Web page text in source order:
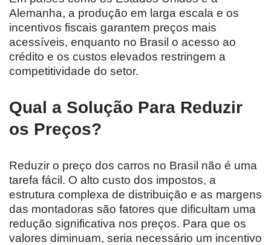
Alemanha, a produção em larga escala e os
incentivos fiscais garantem preços mais
acessíveis, enquanto no Brasil o acesso ao
crédito e os custos elevados restringem a
competitividade do setor.
Qual a Solução Para Reduzir
os Preços?
Reduzir o preço dos carros no Brasil não é uma
tarefa fácil. O alto custo dos impostos, a
estrutura complexa de distribuição e as margens
das montadoras são fatores que dificultam uma
redução significativa nos preços. Para que os
valores diminuam, seria necessário um incentivo